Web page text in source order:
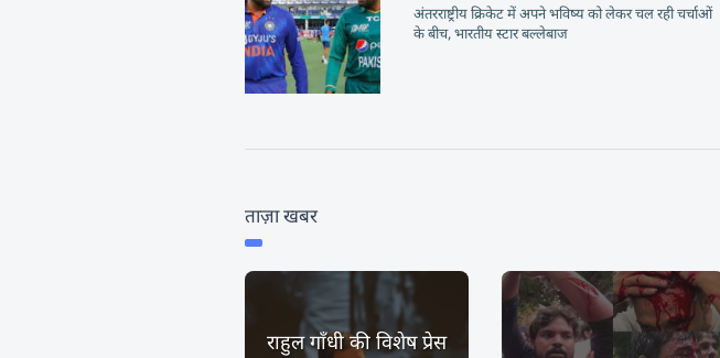
अंतरराष्ट्रीय क्रिकेट में अपने भविष्य को लेकर चल रही चर्चाओं
के बीच, भारतीय स्टार बल्लेबाज
ताज़ा खबर
राहुल गाँधी की विशेष प्रेस